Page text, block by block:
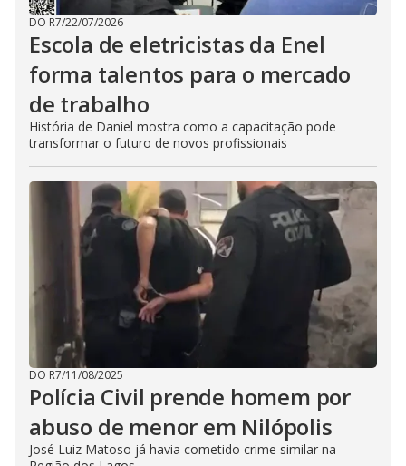
DO R7/22/07/2026
Escola de eletricistas da Enel
forma talentos para o mercado
de trabalho
História de Daniel mostra como a capacitação pode
transformar o futuro de novos profissionais
DO R7/11/08/2025
Polícia Civil prende homem por
abuso de menor em Nilópolis
José Luiz Matoso já havia cometido crime similar na